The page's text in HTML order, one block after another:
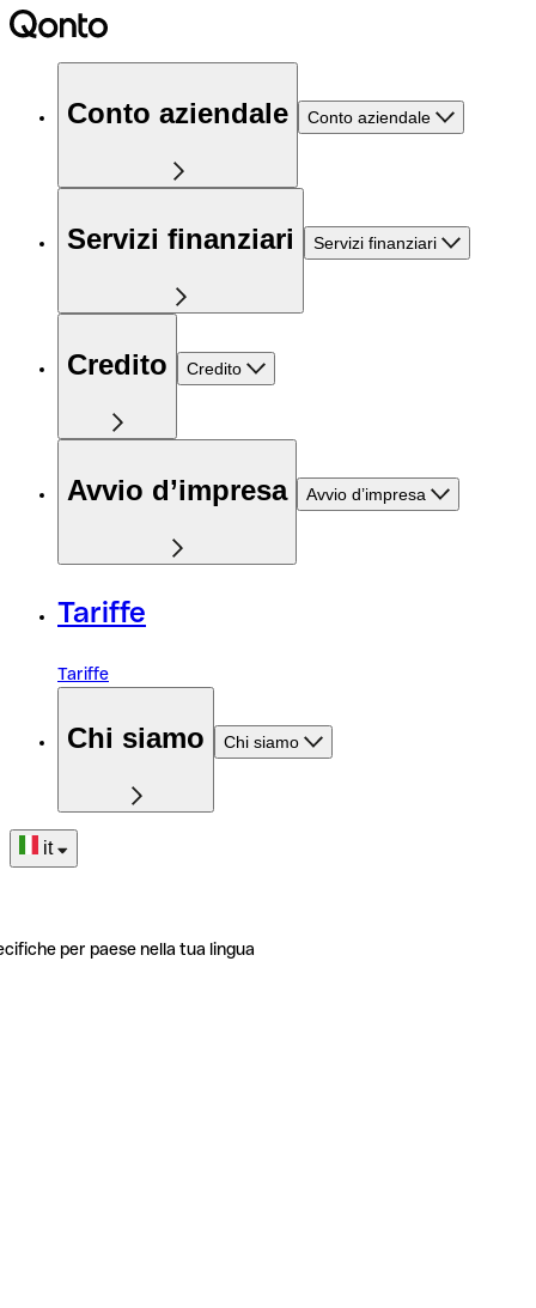
Conto aziendale Conto aziendale
Servizi finanziari Servizi finanziari
Credito Credito
Avvio d’impresa Avvio d’impresa
Tariffe
Tariffe
Chi siamo Chi siamo
it
per paese nella tua lingua